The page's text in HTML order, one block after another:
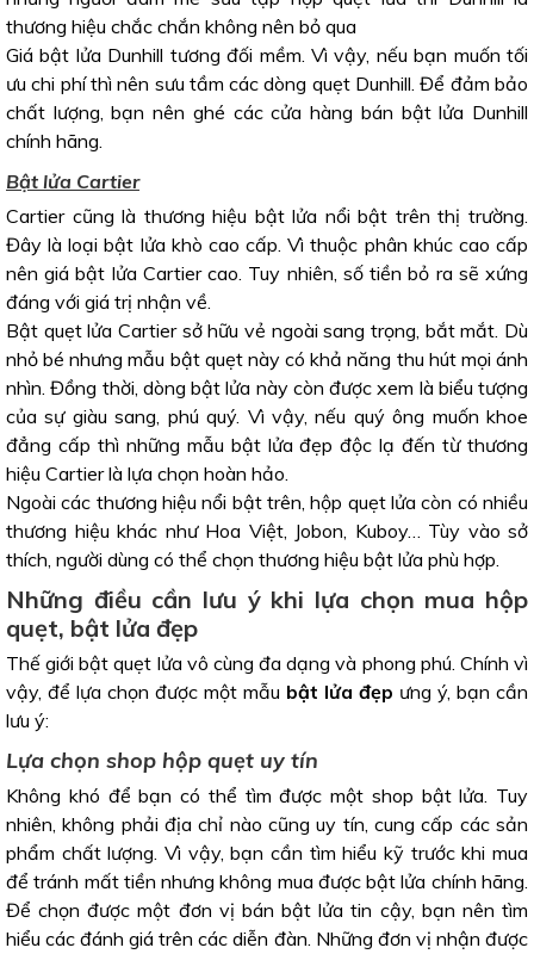
thương hiệu chắc chắn không nên bỏ qua
Giá bật lửa Dunhill tương đối mềm. Vì vậy, nếu bạn muốn tối
ưu chi phí thì nên sưu tầm các dòng quẹt Dunhill. Để đảm bảo
chất lượng, bạn nên ghé các cửa hàng bán bật lửa Dunhill
chính hãng.
Bật lửa Cartier
Cartier cũng là thương hiệu bật lửa nổi bật trên thị trường.
Đây là loại bật lửa khò cao cấp. Vì thuộc phân khúc cao cấp
nên giá bật lửa Cartier cao. Tuy nhiên, số tiền bỏ ra sẽ xứng
đáng với giá trị nhận về.
Bật quẹt lửa Cartier sở hữu vẻ ngoài sang trọng, bắt mắt. Dù
nhỏ bé nhưng mẫu bật quẹt này có khả năng thu hút mọi ánh
nhìn. Đồng thời, dòng bật lửa này còn được xem là biểu tượng
của sự giàu sang, phú quý. Vì vậy, nếu quý ông muốn khoe
đẳng cấp thì những mẫu bật lửa đẹp độc lạ đến từ thương
hiệu Cartier là lựa chọn hoàn hảo.
Ngoài các thương hiệu nổi bật trên, hộp quẹt lửa còn có nhiều
thương hiệu khác như Hoa Việt, Jobon, Kuboy… Tùy vào sở
thích, người dùng có thể chọn thương hiệu bật lửa phù hợp.
Những điều cần lưu ý khi lựa chọn mua hộp
quẹt, bật lửa đẹp
Thế giới bật quẹt lửa vô cùng đa dạng và phong phú. Chính vì
vậy, để lựa chọn được một mẫu bật lửa đẹp ưng ý, bạn cần
lưu ý:
Lựa chọn shop hộp quẹt uy tín
Không khó để bạn có thể tìm được một shop bật lửa. Tuy
nhiên, không phải địa chỉ nào cũng uy tín, cung cấp các sản
phẩm chất lượng. Vì vậy, bạn cần tìm hiểu kỹ trước khi mua
để tránh mất tiền nhưng không mua được bật lửa chính hãng.
Để chọn được một đơn vị bán bật lửa tin cậy, bạn nên tìm
hiểu các đánh giá trên các diễn đàn. Những đơn vị nhận được